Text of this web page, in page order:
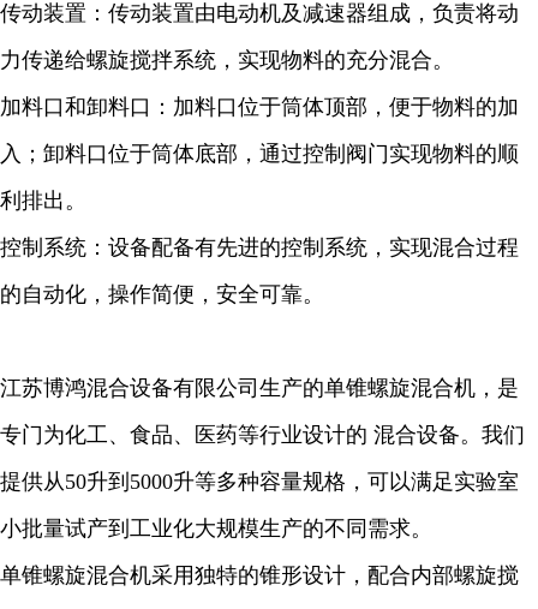
传动装置：传动装置由电动机及减速器组成，负责将动
力传递给螺旋搅拌系统，实现物料的充分混合。
加料口和卸料口：加料口位于筒体顶部，便于物料的加
入；卸料口位于筒体底部，通过控制阀门实现物料的顺
利排出。
控制系统：设备配备有先进的控制系统，实现混合过程
的自动化，操作简便，安全可靠。
江苏博鸿混合设备有限公司生产的单锥螺旋混合机，是
专门为化工、食品、医药等行业设计的 混合设备。我们
提供从50升到5000升等多种容量规格，可以满足实验室
小批量试产到工业化大规模生产的不同需求。
单锥螺旋混合机采用独特的锥形设计，配合内部螺旋搅